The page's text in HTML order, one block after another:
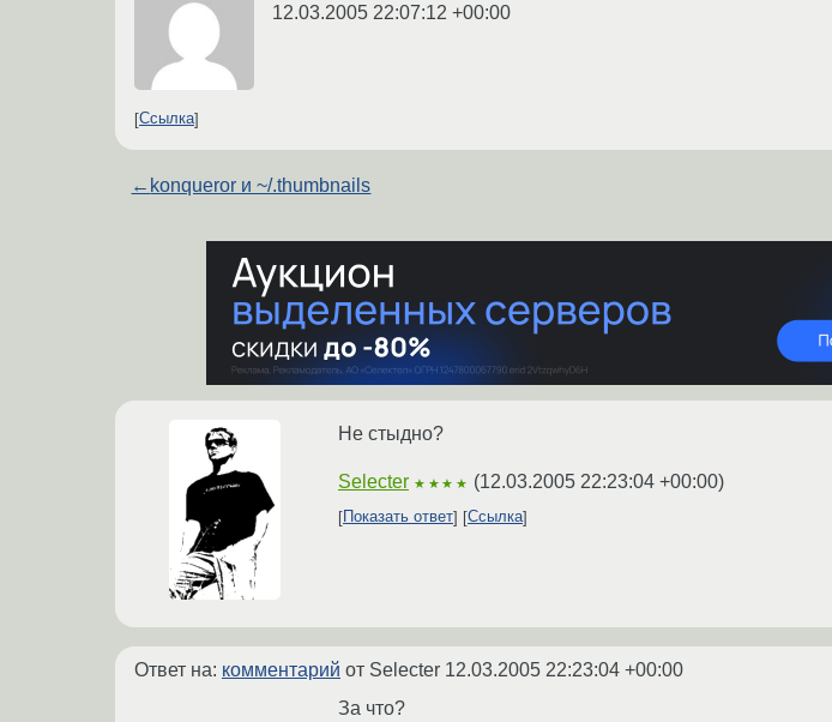
12.03.2005 22:07:12 +00:00
Ссылка
← konqueror и ~/.thumbnails
Не стыдно?
Selecter ★★★★ (12.03.2005 22:23:04 +00:00)
Показать ответ Ссылка
Ответ на: комментарий от Selecter 12.03.2005 22:23:04 +00:00
За что?